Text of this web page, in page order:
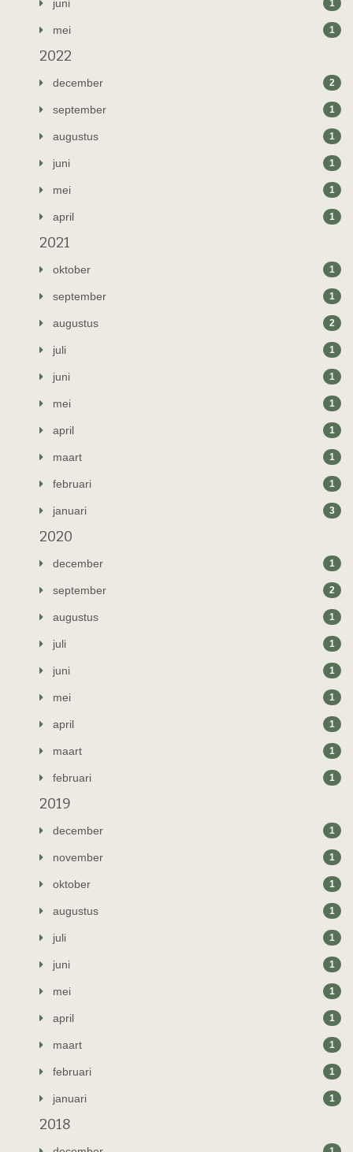
juni 1
mei 1
2022
december 2
september 1
augustus 1
juni 1
mei 1
april 1
2021
oktober 1
september 1
augustus 2
juli 1
juni 1
mei 1
april 1
maart 1
februari 1
januari 3
2020
december 1
september 2
augustus 1
juli 1
juni 1
mei 1
april 1
maart 1
februari 1
2019
december 1
november 1
oktober 1
augustus 1
juli 1
juni 1
mei 1
april 1
maart 1
februari 1
januari 1
2018